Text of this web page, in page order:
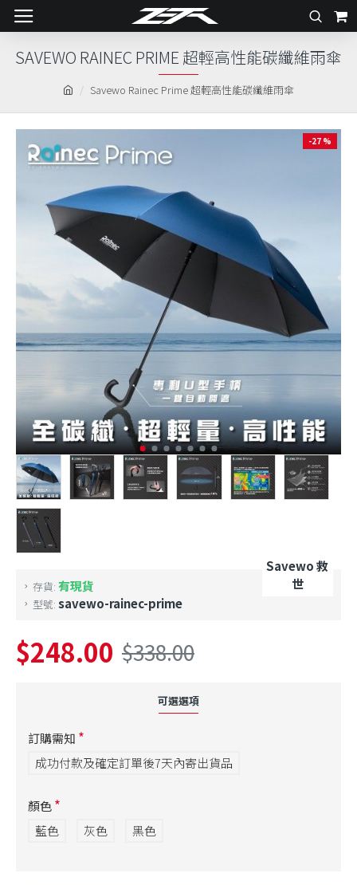
Savewo Rainec Prime 超輕高性能碳纖維雨傘
SAVEWO RAINEC PRIME 超輕高性能碳纖維雨傘
-27 %
存貨: 有現貨
型號: savewo-rainec-prime
Savewo 救
世
$248.00 $338.00
可選選項
訂購需知
成功付款及確定訂單後7天內寄出貨品
顏色
藍色
灰色 黑色